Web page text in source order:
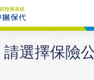
請選擇保險